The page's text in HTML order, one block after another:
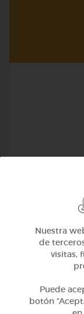
Nuestra
de
visitas,
Puede
botón